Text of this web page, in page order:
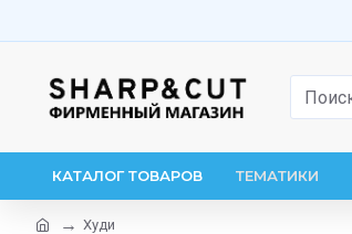
КАТАЛОГ ТОВАРОВ ТЕМАТИКИ
Худи